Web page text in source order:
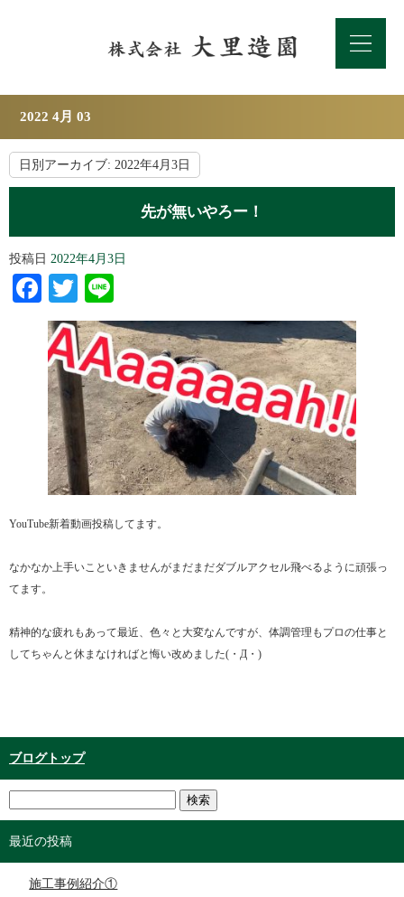
2022 4月 03
日別アーカイブ: 2022年4月3日
先が無いやろー！
投稿日 2022年4月3日
Facebook
Twitter
YouTube新着動画投稿してます。
なかなか上手いこといきませんがまだまだダブルアクセル飛べるように頑張っ
てます。
精神的な疲れもあって最近、色々と大変なんですが、体調管理もプロの仕事と
してちゃんと休まなければと悔い改めました(・Д・)
ブログトップ
最近の投稿
施工事例紹介①